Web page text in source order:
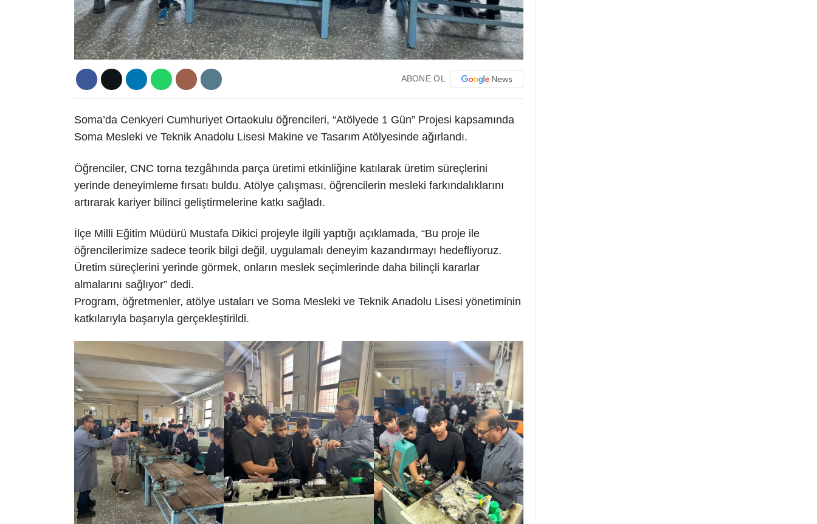
ABONE OL
Soma’da Cenkyeri Cumhuriyet Ortaokulu öğrencileri, “Atölyede 1 Gün” Projesi kapsamında
Soma Mesleki ve Teknik Anadolu Lisesi Makine ve Tasarım Atölyesinde ağırlandı.
Öğrenciler, CNC torna tezgâhında parça üretimi etkinliğine katılarak üretim süreçlerini
yerinde deneyimleme fırsatı buldu. Atölye çalışması, öğrencilerin mesleki farkındalıklarını
artırarak kariyer bilinci geliştirmelerine katkı sağladı.
İlçe Milli Eğitim Müdürü Mustafa Dikici projeyle ilgili yaptığı açıklamada, “Bu proje ile
öğrencilerimize sadece teorik bilgi değil, uygulamalı deneyim kazandırmayı hedefliyoruz.
Üretim süreçlerini yerinde görmek, onların meslek seçimlerinde daha bilinçli kararlar
almalarını sağlıyor” dedi.
Program, öğretmenler, atölye ustaları ve Soma Mesleki ve Teknik Anadolu Lisesi yönetiminin
katkılarıyla başarıyla gerçekleştirildi.